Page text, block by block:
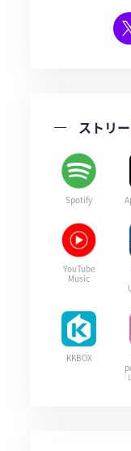
ストリ
Spotify
YouTube
Music
KKBOX